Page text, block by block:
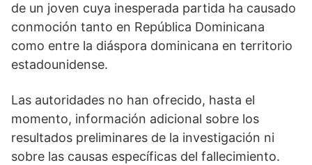
de un joven cuya inesperada partida ha causado
conmoción tanto en República Dominicana
como entre la diáspora dominicana en territorio
estadounidense.
Las autoridades no han ofrecido, hasta el
momento, información adicional sobre los
resultados preliminares de la investigación ni
sobre las causas específicas del fallecimiento.